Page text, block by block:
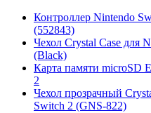
Контроллер Nintendo
(552843)
Чехол Сrystal Сase для
(Black)
Карта памяти microSD
2
Чехол прозрачный
Switch 2 (GNS-822)